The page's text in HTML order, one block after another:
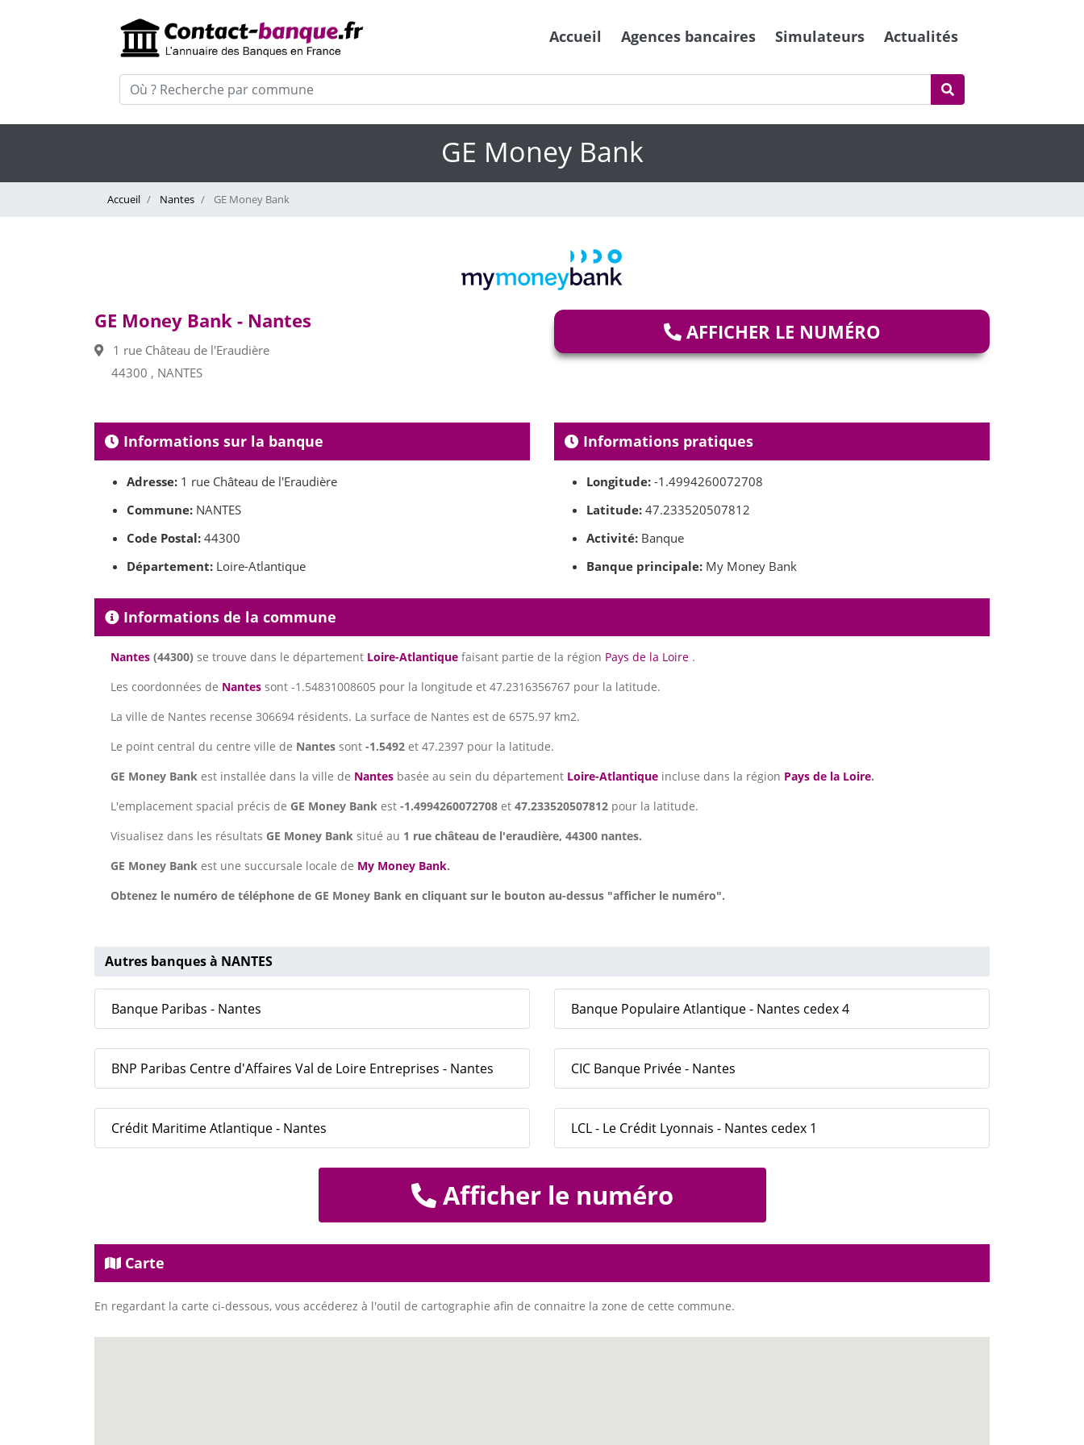
Accueil Agences bancaires Simulateurs Actualités
GE Money Bank
Accueil Nantes GE Money Bank
GE Money Bank - Nantes
1 rue Château de l'Eraudière
44300 , NANTES
AFFICHER LE NUMÉRO
Informations sur la banque
Adresse: 1 rue Château de l'Eraudière
Commune: NANTES
Code Postal: 44300
Département: Loire-Atlantique
Informations pratiques
Longitude: -1.4994260072708
Latitude: 47.233520507812
Activité: Banque
Banque principale: My Money Bank
Informations de la commune
Nantes (44300) se trouve dans le département Loire-Atlantique faisant partie de la région Pays de la Loire .
Les coordonnées de Nantes sont -1.54831008605 pour la longitude et 47.2316356767 pour la latitude.
La ville de Nantes recense 306694 résidents. La surface de Nantes est de 6575.97 km2.
Le point central du centre ville de Nantes sont -1.5492 et 47.2397 pour la latitude.
GE Money Bank est installée dans la ville de Nantes basée au sein du département Loire-Atlantique incluse dans la région Pays de la Loire.
L'emplacement spacial précis de GE Money Bank est -1.4994260072708 et 47.233520507812 pour la latitude.
Visualisez dans les résultats GE Money Bank situé au 1 rue château de l'eraudière, 44300 nantes.
GE Money Bank est une succursale locale de My Money Bank.
Obtenez le numéro de téléphone de GE Money Bank en cliquant sur le bouton au-dessus "afficher le numéro".
Autres banques à NANTES
Banque Paribas - Nantes Banque Populaire Atlantique - Nantes cedex 4
BNP Paribas Centre d'Affaires Val de Loire Entreprises - Nantes CIC Banque Privée - Nantes
Crédit Maritime Atlantique - Nantes LCL - Le Crédit Lyonnais - Nantes cedex 1
Afficher le numéro
Carte
En regardant la carte ci-dessous, vous accéderez à l'outil de cartographie afin de connaitre la zone de cette commune.